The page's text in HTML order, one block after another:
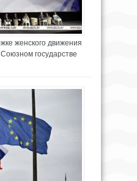
женского движения
государстве